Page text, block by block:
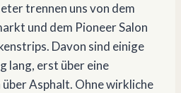
trennen uns von dem
und dem Pioneer Salon
Davon sind einige
lang, erst über eine
Asphalt. Ohne wirkliche